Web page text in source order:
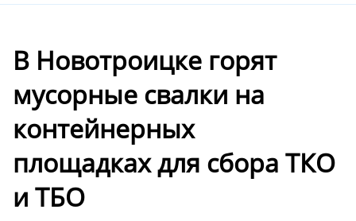
В Новотроицке горят
мусорные свалки на
контейнерных
площадках для сбора ТКО
и ТБО